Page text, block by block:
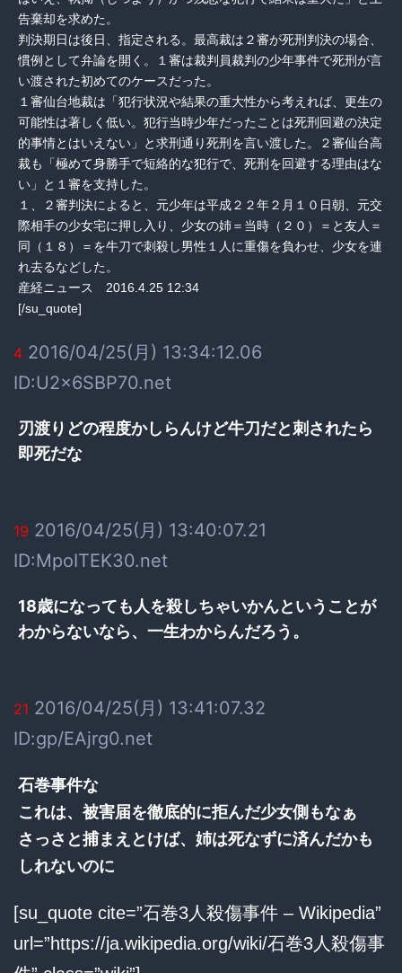
告棄却を求めた。
判決期日は後日、指定される。最高裁は２審が死刑判決の場合、
慣例として弁論を開く。１審は裁判員裁判の少年事件で死刑が言
い渡された初めてのケースだった。
１審仙台地裁は「犯行状況や結果の重大性から考えれば、更生の
可能性は著しく低い。犯行当時少年だったことは死刑回避の決定
的事情とはいえない」と求刑通り死刑を言い渡した。２審仙台高
裁も「極めて身勝手で短絡的な犯行で、死刑を回避する理由はな
い」と１審を支持した。
１、２審判決によると、元少年は平成２２年２月１０日朝、元交
際相手の少女宅に押し入り、少女の姉＝当時（２０）＝と友人＝
同（１８）＝を牛刀で刺殺し男性１人に重傷を負わせ、少女を連
れ去るなどした。
産経ニュース 2016.4.25 12:34
[/su_quote]
4 2016/04/25(月) 13:34:12.06
ID:U2x6SBP70.net
刃渡りどの程度かしらんけど牛刀だと刺されたら
即死だな
19 2016/04/25(月) 13:40:07.21
ID:MpoITEK30.net
18歳になっても人を殺しちゃいかんということが
わからないなら、一生わからんだろう。
21 2016/04/25(月) 13:41:07.32
ID:gp/EAjrg0.net
石巻事件な
これは、被害届を徹底的に拒んだ少女側もなぁ
さっさと捕まえとけば、姉は死なずに済んだかも
しれないのに
[su_quote cite=”石巻3人殺傷事件 – Wikipedia”
url=”https://ja.wikipedia.org/wiki/石巻3人殺傷事